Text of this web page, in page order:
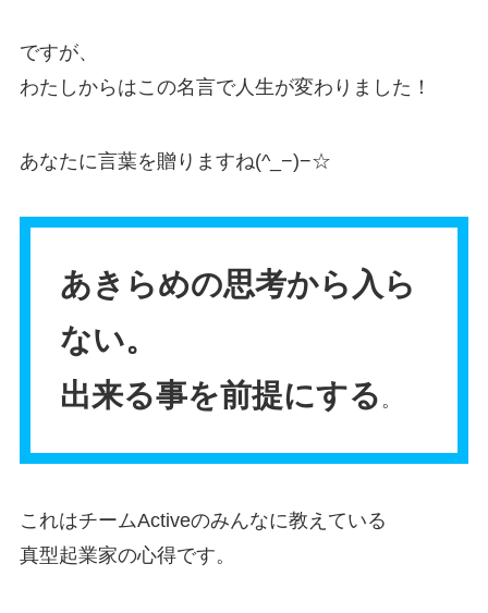
ですが、
わたしからはこの名言で人生が変わりました！
あなたに言葉を贈りますね(^_−)−☆
あきらめの思考から入ら
ない。
出来る事を前提にする 。
これはチームActiveのみんなに教えている
真型起業家の心得です。